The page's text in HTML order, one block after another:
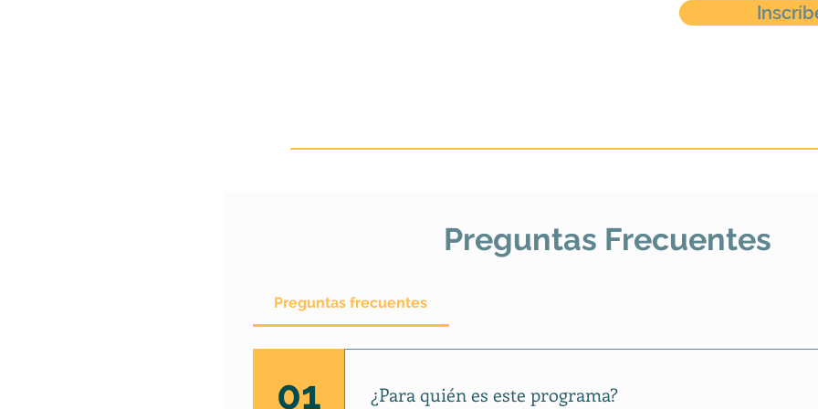
Proceso de inscripción
Preguntas Frecuentes
Preguntas frecuentes
01 ¿Para quién es este programa?